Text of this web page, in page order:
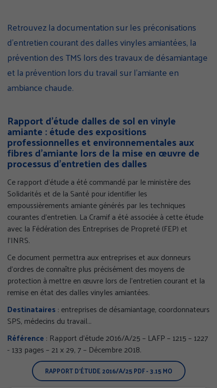
Facebook
(nouvelle
fenêtre)
Twitter
(nouvelle
fenêtre)
Retrouvez la documentation sur les préconisations
d’entretien courant des dalles vinyles amiantées, la
prévention des TMS lors des travaux de désamiantage
et la prévention lors du travail sur l’amiante en
ambiance chaude.
Rapport d’étude dalles de sol en vinyle
amiante : étude des expositions
professionnelles et environnementales aux
fibres d’amiante lors de la mise en œuvre de
processus d’entretien des dalles
Ce rapport d’étude a été commandé par le ministère des
Solidarités et de la Santé pour identifier les
empoussièrements amiante générés par les techniques
courantes d’entretien. La Cramif a été associée à cette étude
avec la Fédération des Entreprises de Propreté (FEP) et
l’INRS.
Ce document permettra aux entreprises et aux donneurs
d’ordres de connaître plus précisément des moyens de
protection à mettre en œuvre lors de l’entretien courant et la
remise en état des dalles vinyles amiantées.
Destinataires : entreprises de désamiantage, coordonnateurs
SPS, médecins du travail...
Référence : Rapport d’étude 2016/A/25 – LAFP – 1215 – 1227
- 133 pages – 21 x 29, 7 – Décembre 2018.
RAPPORT D'ÉTUDE 2016/A/25PDF - 3.15 MO